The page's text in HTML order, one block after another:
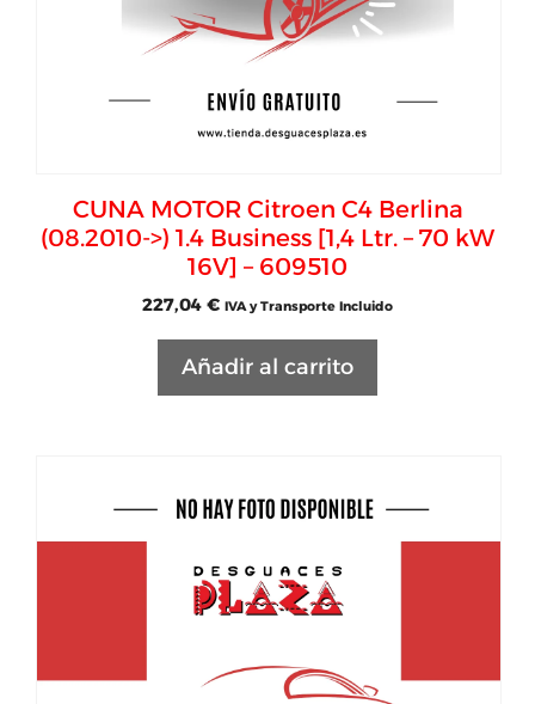
CUNA MOTOR Citroen C4 Berlina
(08.2010->) 1.4 Business [1,4 Ltr. – 70 kW
16V] – 609510
227,04 € IVA y Transporte Incluido
Añadir al carrito